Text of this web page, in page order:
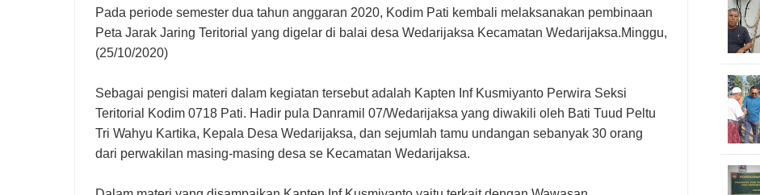
Pada periode semester dua tahun anggaran 2020, Kodim Pati kembali melaksanakan pembinaan
Peta Jarak Jaring Teritorial yang digelar di balai desa Wedarijaksa Kecamatan Wedarijaksa.Minggu,
(25/10/2020)
Sebagai pengisi materi dalam kegiatan tersebut adalah Kapten Inf Kusmiyanto Perwira Seksi
Teritorial Kodim 0718 Pati. Hadir pula Danramil 07/Wedarijaksa yang diwakili oleh Bati Tuud Peltu
Tri Wahyu Kartika, Kepala Desa Wedarijaksa, dan sejumlah tamu undangan sebanyak 30 orang
dari perwakilan masing-masing desa se Kecamatan Wedarijaksa.